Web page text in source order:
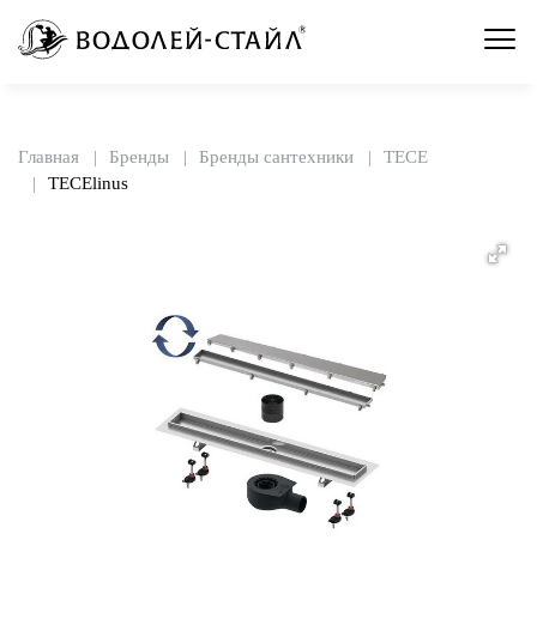
Главная Бренды Бренды сантехники
TECE
TECElinus